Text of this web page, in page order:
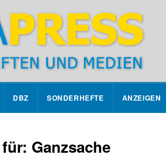
DBZ SONDERHEFTE ANZEIGEN
Ganzsache